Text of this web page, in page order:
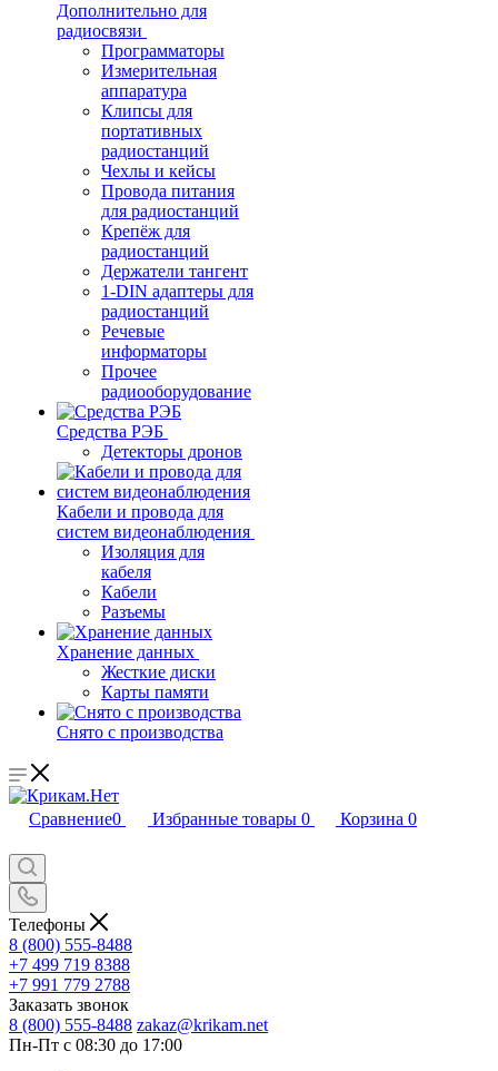
Дополнительно для
радиосвязи
Программаторы
Измерительная
аппаратура
Клипсы для
портативных
радиостанций
Чехлы и кейсы
Провода питания
для радиостанций
Крепёж для
радиостанций
Держатели тангент
1-DIN адаптеры для
радиостанций
Речевые
информаторы
Прочее
радиооборудование
Средства РЭБ
Детекторы дронов
Кабели и провода для
систем видеонаблюдения
Изоляция для
кабеля
Кабели
Разъемы
Хранение данных
Жесткие диски
Карты памяти
Снято с производства
Сравнение0 Избранные товары 0 Корзина 0
Телефоны
8 (800) 555-8488
+7 499 719 8388
+7 991 779 2788
Заказать звонок
8 (800) 555-8488 zakaz@krikam.net
Пн-Пт с 08:30 до 17:00